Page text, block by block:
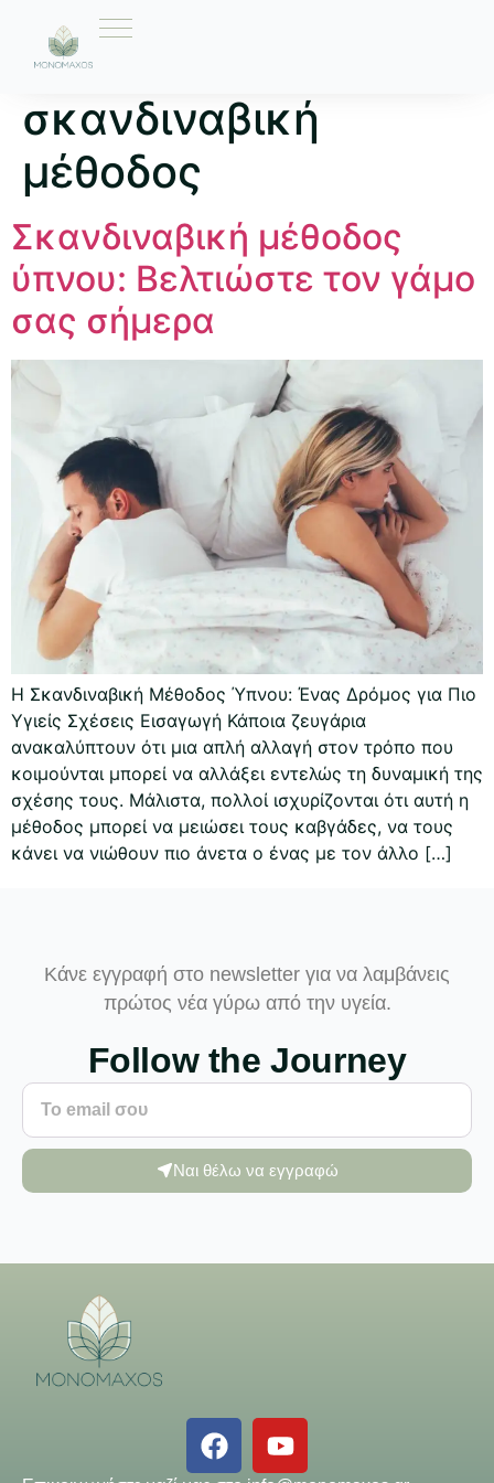
Ετικέτα:
σκανδιναβική
μέθοδος
Σκανδιναβική μέθοδος
ύπνου: Βελτιώστε τον γάμο
σας σήμερα
Η Σκανδιναβική Μέθοδος Ύπνου: Ένας Δρόμος για Πιο
Υγιείς Σχέσεις Εισαγωγή Κάποια ζευγάρια
ανακαλύπτουν ότι μια απλή αλλαγή στον τρόπο που
κοιμούνται μπορεί να αλλάξει εντελώς τη δυναμική της
σχέσης τους. Μάλιστα, πολλοί ισχυρίζονται ότι αυτή η
μέθοδος μπορεί να μειώσει τους καβγάδες, να τους
κάνει να νιώθουν πιο άνετα ο ένας με τον άλλο […]
Κάνε εγγραφή στο newsletter για να λαμβάνεις
πρώτος νέα γύρω από την υγεία.
Follow the Journey
Ναι θέλω να εγγραφώ